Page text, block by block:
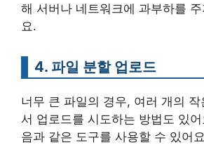
해 서버나 네트워크에 과부하를
요.
4. 파일 분할 업로드
너무 큰 파일의 경우, 여러 개의 작
서 업로드를 시도하는 방법도 있
음과 같은 도구를 사용할 수 있어